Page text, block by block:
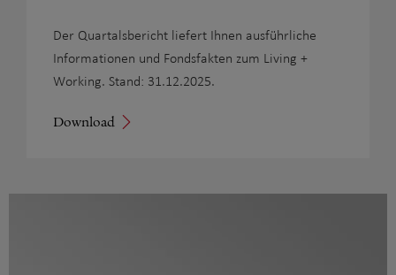
Der Quartalsbericht liefert Ihnen ausführliche
Informationen und Fondsfakten zum Living +
Working. Stand: 31.12.2025.
Download